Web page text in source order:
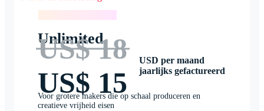
Unlimited
US$ 18
US$ 15
USD per maand
jaarlijks gefactureerd
Voor grotere makers die op schaal produceren en
creatieve vrijheid eisen